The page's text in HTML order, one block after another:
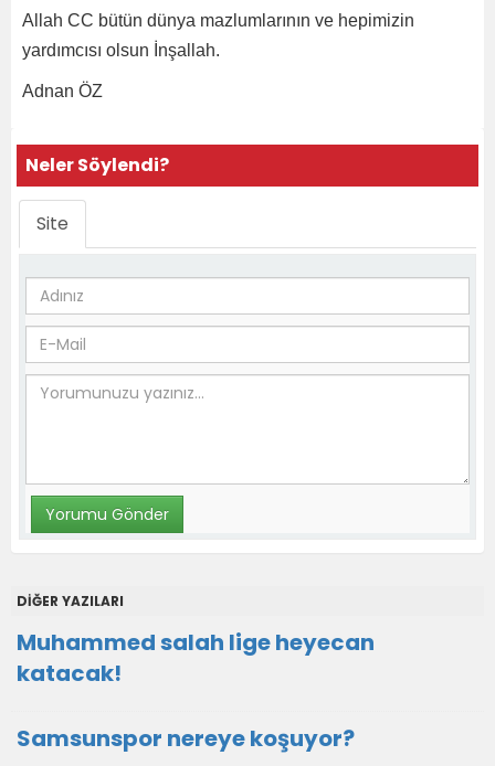
Allah CC bütün dünya mazlumlarının ve hepimizin
yardımcısı olsun İnşallah.
Adnan ÖZ
Neler Söylendi?
Site
DİĞER YAZILARI
Muhammed salah lige heyecan
katacak!
Samsunspor nereye koşuyor?